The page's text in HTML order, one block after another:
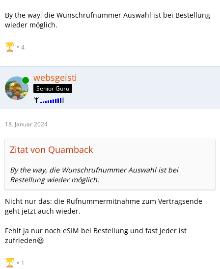
By the way, die Wunschrufnummer Auswahl ist bei Bestellung
wieder möglich.
4
Online websgeisti
Senior Guru
18. Januar 2024
Zitat von Quamback
By the way, die Wunschrufnummer Auswahl ist bei
Bestellung wieder möglich.
Nicht nur das: die Rufnummermitnahme zum Vertragsende
geht jetzt auch wieder.
Fehlt ja nur noch eSIM bei Bestellung und fast jeder ist
zufrieden😃
1